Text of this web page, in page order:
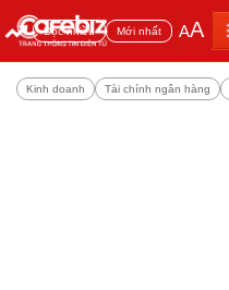
Đọc nhiều Mới nhất AA
Kinh doanh Tài chính ngân hàng